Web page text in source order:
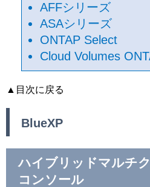
AFFシリーズ
ASAシリーズ
ONTAP Select
Cloud Volumes
▲目次に戻る
BlueXP
ハイブリッドマルチ
コンソール